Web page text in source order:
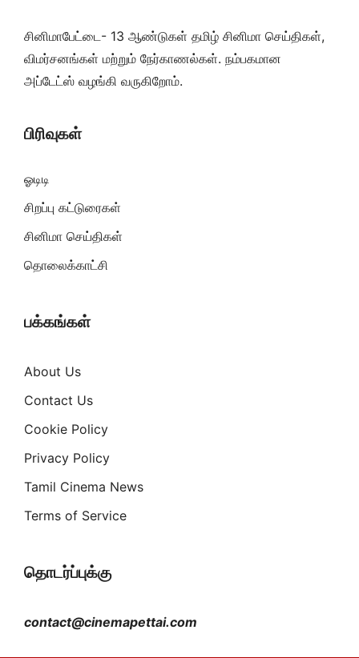
சினிமாபேட்டை- 13 ஆண்டுகள் தமிழ் சினிமா செய்திகள்,
விமர்சனங்கள் மற்றும் நேர்காணல்கள். நம்பகமான
அப்டேட்ஸ் வழங்கி வருகிறோம்.
பிரிவுகள்
ஓடிடி
சிறப்பு கட்டுரைகள்
சினிமா செய்திகள்
தொலைக்காட்சி
பக்கங்கள்
About Us
Contact Us
Cookie Policy
Privacy Policy
Tamil Cinema News
Terms of Service
தொடர்ப்புக்கு
contact@cinemapettai.com